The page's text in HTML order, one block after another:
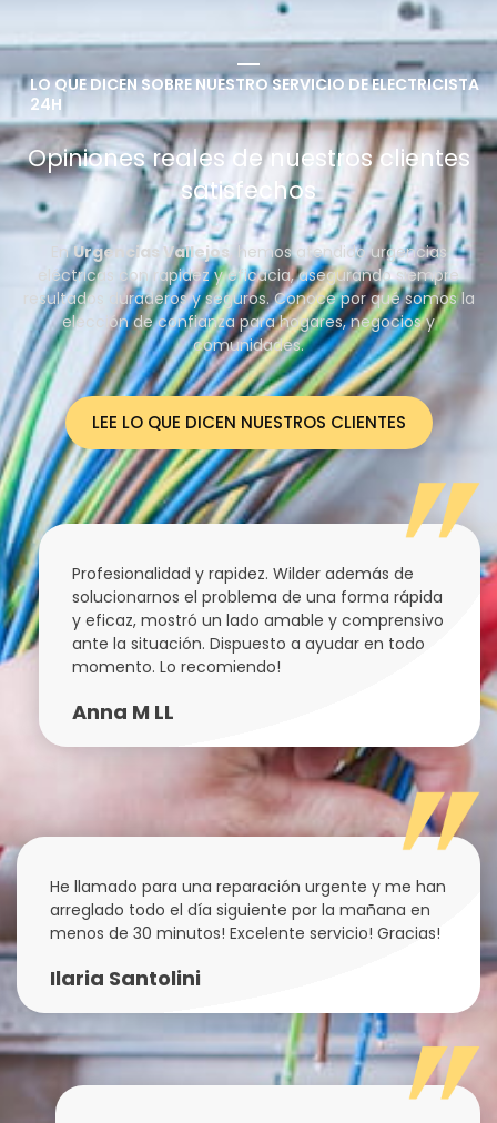
LO QUE DICEN SOBRE NUESTRO SERVICIO DE ELECTRICISTA
24H
Opiniones reales de nuestros clientes
satisfechos
EnUrgencias Vallejos, hemos atendido urgencias
eléctricas con rapidez y eficacia, asegurando siempre
resultados duraderos y seguros. Conoce por qué somos la
elección de confianza para hogares, negocios y
comunidades.
LEE LO QUE DICEN NUESTROS CLIENTES
Profesionalidad y rapidez. Wilder además de
solucionarnos el problema de una forma rápida
y eficaz, mostró un lado amable y comprensivo
ante la situación. Dispuesto a ayudar en todo
momento. Lo recomiendo!
Anna M LL
He llamado para una reparación urgente y me han
arreglado todo el día siguiente por la mañana en
menos de 30 minutos! Excelente servicio! Gracias!
Ilaria Santolini